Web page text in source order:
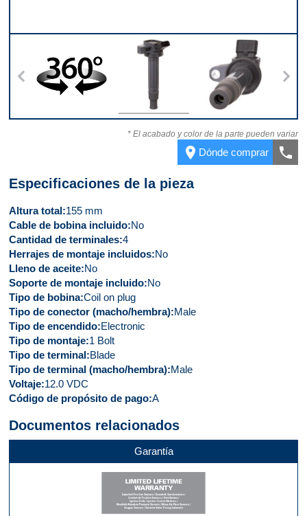
Parte superior Parte inferior
* El acabado y color de la parte pueden variar
place Dónde comprar call
Especificaciones de la pieza
Altura total 155 mm
Cable de bobina incluido No
Cantidad de terminales 4
Herrajes de montaje incluidos No
Lleno de aceite No
Soporte de montaje incluido No
Tipo de bobina Coil on plug
Tipo de conector (macho/hembra) Male
Tipo de encendido Electronic
Tipo de montaje 1 Bolt
Tipo de terminal Blade
Tipo de terminal (macho/hembra) Male
Voltaje 12.0 VDC
Código de propósito de pago A
Documentos relacionados
Garantía